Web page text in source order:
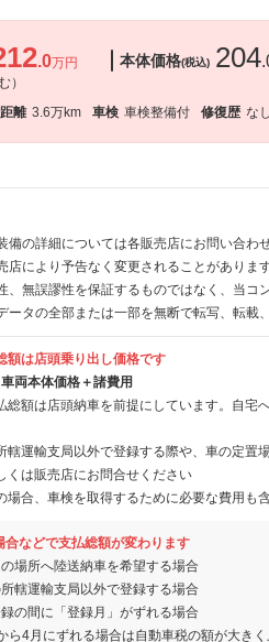
.0万円
）
本体価格(税込) 204
離 3.6万km 車検 車検整備付 修復歴 なし
の詳細については各販売店にお問い合わせ
により予告なく変更されることがありま
、無誤謬性を保証するものではなく、当コ
タの全部または一部を無断で転写、転載
額は店頭乗り出し価格です
両本体価格＋諸費用
額は店頭納車を前提にしています。自宅
運輸支局以外で登録する際や、車の定置
くは販売店にお問合せください
合、車検を取得するために必要な費用も
合などで支払総額が変わります
場所へ陸送納車を希望する場合
轄運輸支局以外で登録する場合
の間に「登録月」がずれる場合
ら4月にずれる場合は自動車税の額が大きく